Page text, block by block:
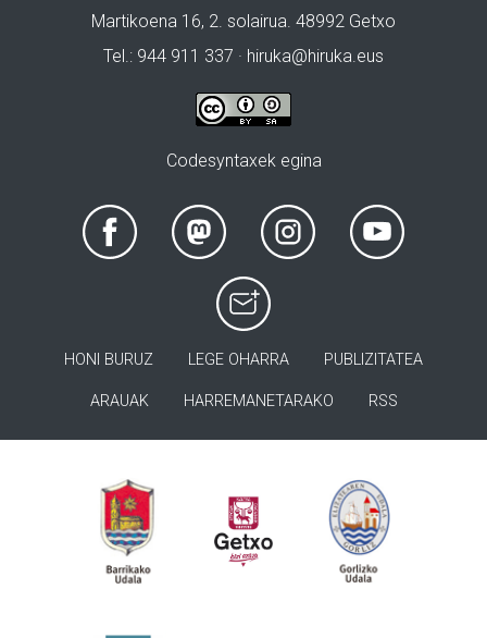
Martikoena 16, 2. solairua. 48992 Getxo
Tel.: 944 911 337 · hiruka@hiruka.eus
Codesyntaxek egina
HONI BURUZ LEGE OHARRA PUBLIZITATEA
ARAUAK HARREMANETARAKO RSS